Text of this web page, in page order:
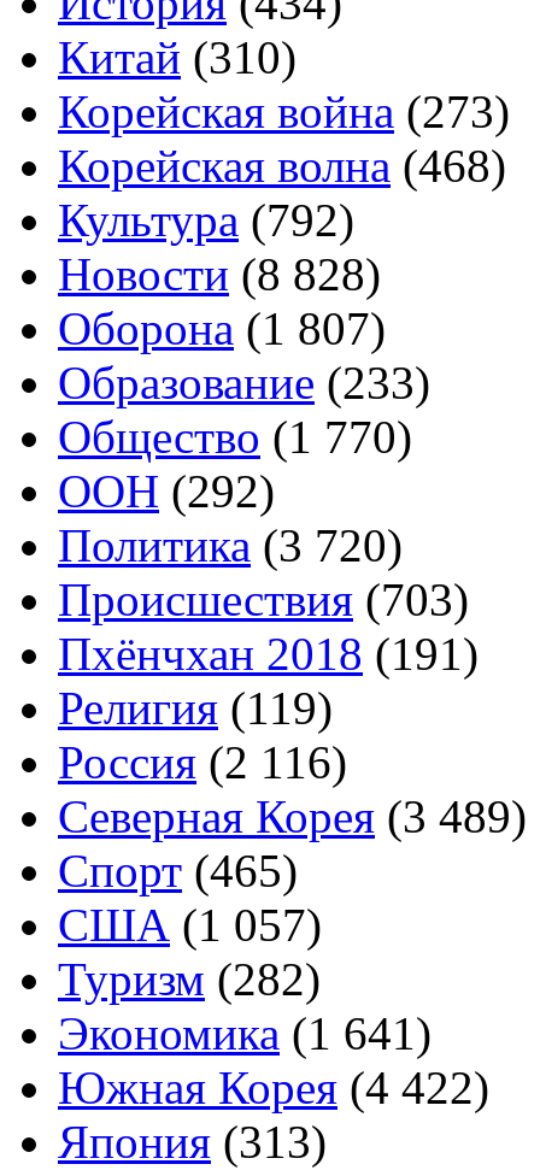
Китай (310)
Корейская война (273)
Корейская волна (468)
Культура (792)
Новости (8 828)
Оборона (1 807)
Образование (233)
Общество (1 770)
ООН (292)
Политика (3 720)
Происшествия (703)
Пхёнчхан 2018 (191)
Религия (119)
Россия (2 116)
Северная Корея (3 489)
Спорт (465)
США (1 057)
Туризм (282)
Экономика (1 641)
Южная Корея (4 422)
Япония (313)